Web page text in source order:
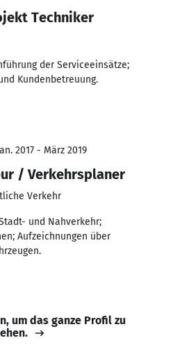
Techniker
der Serviceeinsätze;
Kundenbetreuung.
2017 - März 2019
/ Verkehrsplaner
Verkehr
und Nahverkehr;
Aufzeichnungen über
um das ganze Profil zu